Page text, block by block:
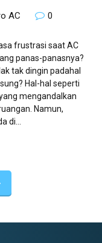
AC 0
frustrasi saat AC
panas-panasnya?
tak dingin padahal
Hal-hal seperti
mengandalkan
Namun,
di...